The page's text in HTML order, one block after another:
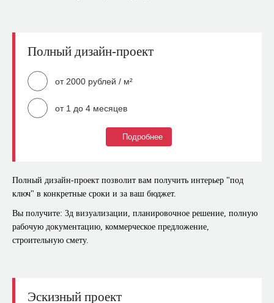
Полный дизайн-проект
Подробнее
от 2000 рублей / м²
от 1 до 4 месяцев
помещения
Обмерный план
План расстановки мебели и оборудования (несколько
вариантов)
План сан.техники
Полный дизайн-проект позволит вам получить интерьер "под
ключ" в конкретные сроки и за ваш бюджет.
Вы получите: 3д визуализации, планировочное решение, полную
рабочую документацию, коммерческое предложение,
строительную смету.
Эскизный проект